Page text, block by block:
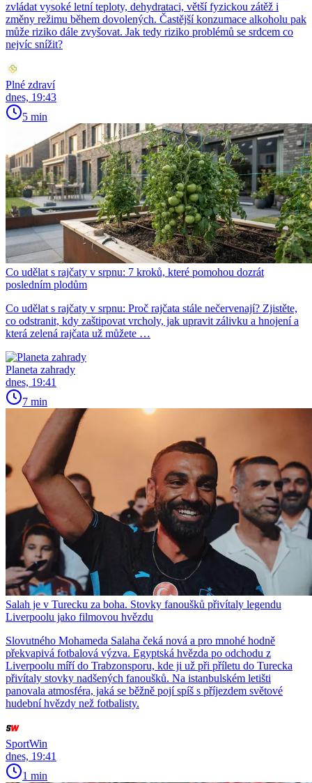
zvládat vysoké letní teploty, dehydrataci, větší fyzickou zátěž i
změny režimu během dovolených. Častější konzumace alkoholu pak
může riziko dále zvyšovat. Jak tedy riziko problémů se srdcem co
nejvíc snížit?
Plné zdraví
dnes, 19:43
5 min
Co udělat s rajčaty v srpnu: 7 kroků, které pomohou dozrát
posledním plodům
Co udělat s rajčaty v srpnu: Proč rajčata stále nečervenají? Zjistěte,
co odstranit, kdy zaštipovat vrcholy, jak upravit zálivku a hnojení a
která zelená rajčata už můžete …
Planeta zahrady
dnes, 19:41
7 min
Salah je v Turecku za boha. Stovky fanoušků přivítaly legendu
Liverpoolu jako filmovou hvězdu
Slovutného Mohameda Salaha čeká nová a pro mnohé hodně
překvapivá fotbalová výzva. Egyptská hvězda po odchodu z
Liverpoolu míří do Trabzonsporu, kde ji už při příletu do Turecka
přivítaly stovky nadšených fanoušků. Na istanbulském letišti
panovala atmosféra, jaká se běžně pojí spíš s příjezdem světové
hudební hvězdy než fotbalisty.
SportWin
dnes, 19:41
1 min